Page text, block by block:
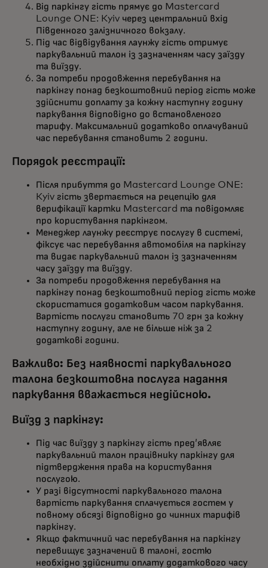
Від паркінгу гість прямує до Mastercard
Lounge ONE: Kyiv через центральний вхід
Південного залізничного вокзалу.
Під час відвідування лаунжу гість отримує
паркувальний талон із зазначенням часу заїзду
та виїзду.
За потреби продовження перебування на
паркінгу понад безкоштовний період гість може
здійснити доплату за кожну наступну годину
паркування відповідно до встановленого
тарифу. Максимальний додатково оплачуваний
час перебування становить 2 години.
Порядок реєстрації:
Після прибуття до Mastercard Lounge ONE:
Kyiv гість звертається на рецепцію для
верифікації картки Mastercard та повідомляє
про користування паркінгом.
Менеджер лаунжу реєструє послугу в системі,
фіксує час перебування автомобіля на паркінгу
та видає паркувальний талон із зазначенням
часу заїзду та виїзду.
За потреби продовження перебування на
паркінгу понад безкоштовний період гість може
скористатися додатковим часом паркування.
Вартість послуги становить 70 грн за кожну
наступну годину, але не більше ніж за 2
додаткові години.
Важливо: Без наявності паркувального
талона безкоштовна послуга надання
паркування вважається недійсною.
Виїзд з паркінгу:
Під час виїзду з паркінгу гість пред’являє
паркувальний талон працівнику паркінгу для
підтвердження права на користування
послугою.
У разі відсутності паркувального талона
вартість паркування сплачується гостем у
повному обсязі відповідно до чинних тарифів
паркінгу.
Якщо фактичний час перебування на паркінгу
перевищує зазначений в талоні, гостю
необхідно здійснити оплату додаткового часу